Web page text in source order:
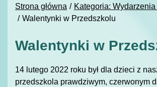
Strona główna
Kategoria:
Walentynki w Przedszkolu
Walentynki w
14 lutego 2022 roku był dla dzieci z
przedszkola prawdziwym, czerwonym